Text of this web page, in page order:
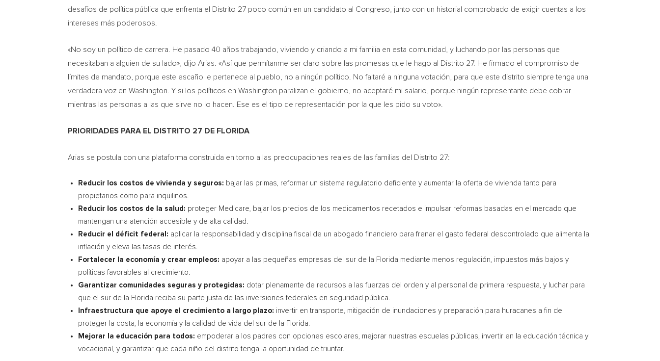
desafíos de política pública que enfrenta el Distrito 27 poco común en un candidato al Congreso, junto con un historial comprobado de exigir cuentas a los
intereses más poderosos.
«No soy un político de carrera. He pasado 40 años trabajando, viviendo y criando a mi familia en esta comunidad, y luchando por las personas que
necesitaban a alguien de su lado», dijo Arias. «Así que permítanme ser claro sobre las promesas que le hago al Distrito 27. He firmado el compromiso de
límites de mandato, porque este escaño le pertenece al pueblo, no a ningún político. No faltaré a ninguna votación, para que este distrito siempre tenga una
verdadera voz en Washington. Y si los políticos en Washington paralizan el gobierno, no aceptaré mi salario, porque ningún representante debe cobrar
mientras las personas a las que sirve no lo hacen. Ese es el tipo de representación por la que les pido su voto».
PRIORIDADES PARA EL DISTRITO 27 DE FLORIDA
Arias se postula con una plataforma construida en torno a las preocupaciones reales de las familias del Distrito 27:
Reducir los costos de vivienda y seguros: bajar las primas, reformar un sistema regulatorio deficiente y aumentar la oferta de vivienda tanto para
propietarios como para inquilinos.
Reducir los costos de la salud: proteger Medicare, bajar los precios de los medicamentos recetados e impulsar reformas basadas en el mercado que
mantengan una atención accesible y de alta calidad.
Reducir el déficit federal: aplicar la responsabilidad y disciplina fiscal de un abogado financiero para frenar el gasto federal descontrolado que alimenta la
inflación y eleva las tasas de interés.
Fortalecer la economía y crear empleos: apoyar a las pequeñas empresas del sur de la Florida mediante menos regulación, impuestos más bajos y
políticas favorables al crecimiento.
Garantizar comunidades seguras y protegidas: dotar plenamente de recursos a las fuerzas del orden y al personal de primera respuesta, y luchar para
que el sur de la Florida reciba su parte justa de las inversiones federales en seguridad pública.
Infraestructura que apoye el crecimiento a largo plazo: invertir en transporte, mitigación de inundaciones y preparación para huracanes a fin de
proteger la costa, la economía y la calidad de vida del sur de la Florida.
Mejorar la educación para todos: empoderar a los padres con opciones escolares, mejorar nuestras escuelas públicas, invertir en la educación técnica y
vocacional, y garantizar que cada niño del distrito tenga la oportunidad de triunfar.